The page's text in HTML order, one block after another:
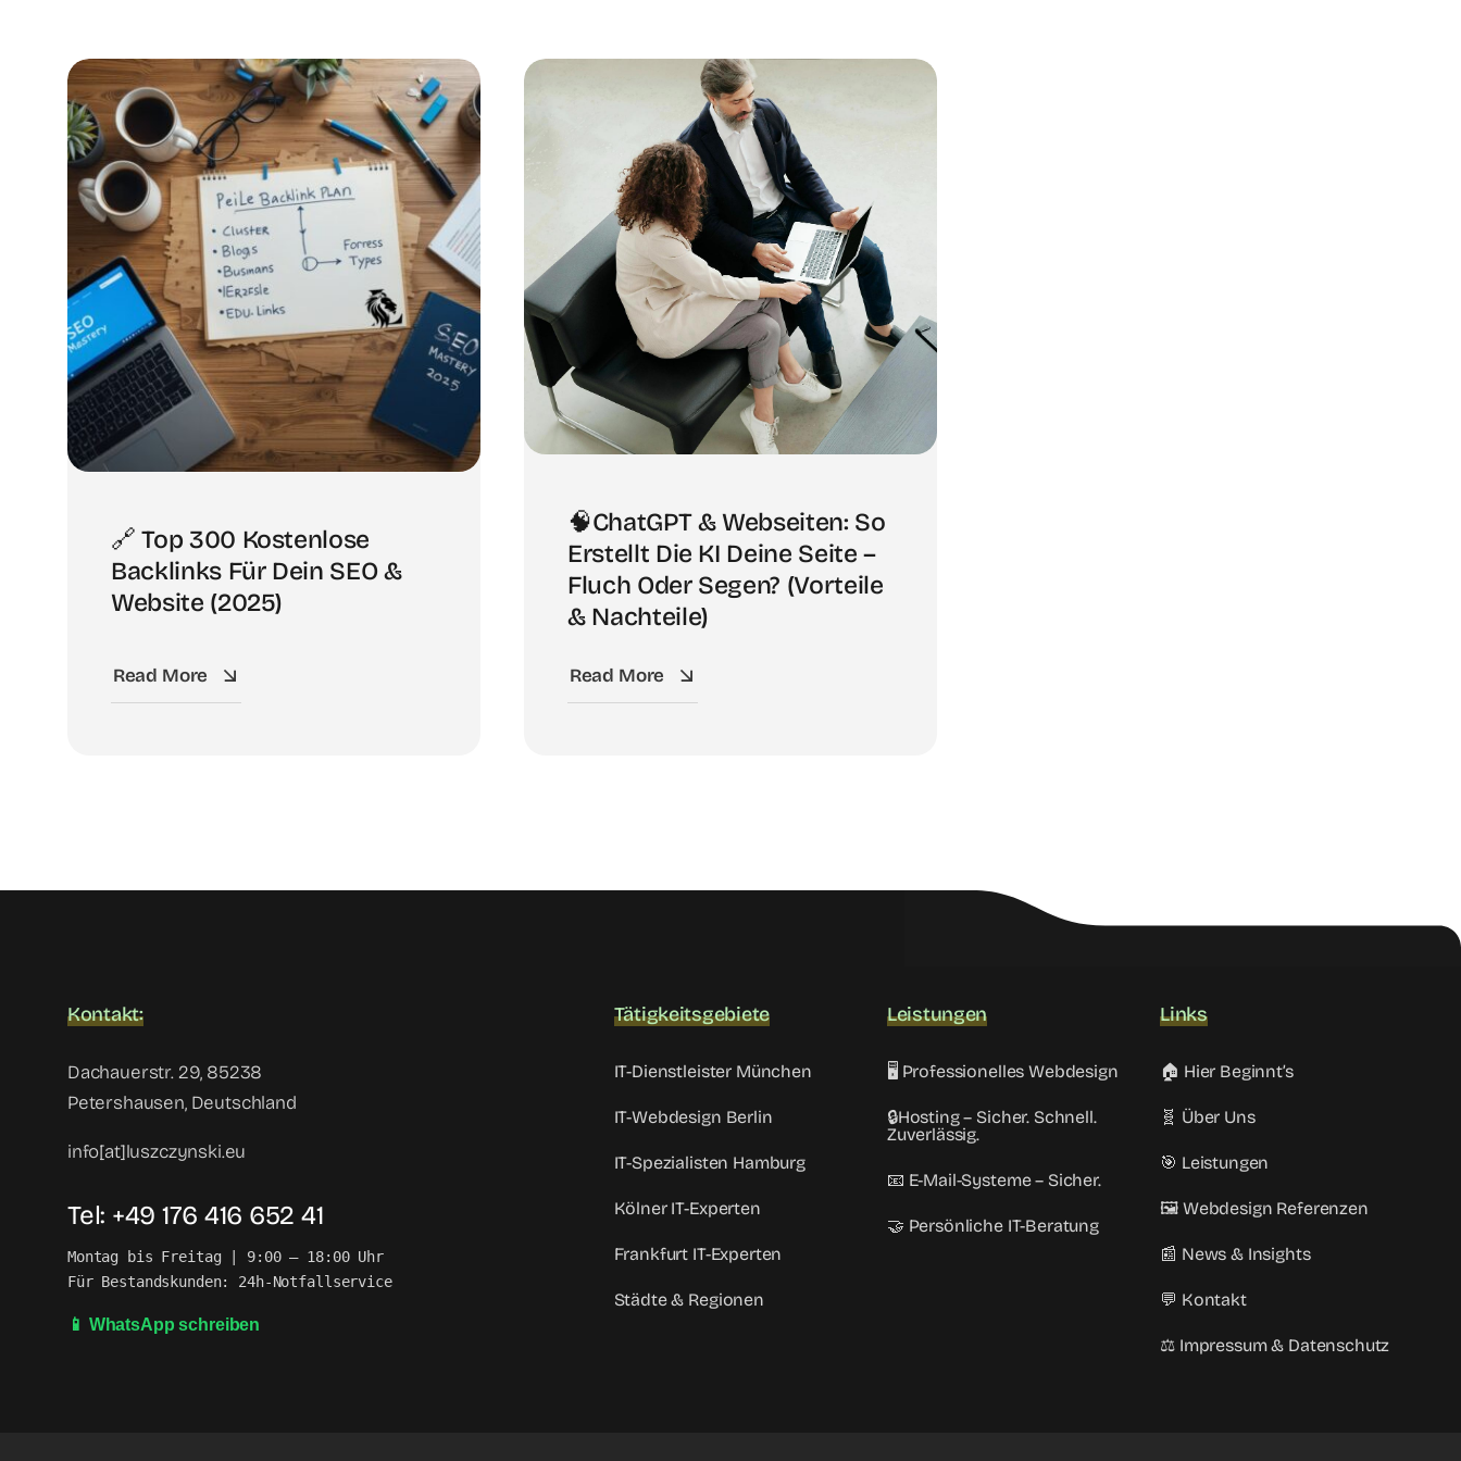
🔗 Top 300 Kostenlose
Backlinks Für Dein SEO &
Website (2025)
Read More
🧠ChatGPT & Webseiten: So
Erstellt Die KI Deine Seite –
Fluch Oder Segen? (Vorteile
& Nachteile)
Read More
Kontakt:
Dachauerstr. 29, 85238
Petershausen, Deutschland
info[at]luszczynski.eu
Tel: +49 176 416 652 41
Montag bis Freitag | 9:00 – 18:00 Uhr
Für Bestandskunden: 24h-Notfallservice
📱 WhatsApp schreiben
Tätigkeitsgebiete
IT-Dienstleister München
IT-Webdesign Berlin
IT-Spezialisten Hamburg
Kölner IT-Experten
Frankfurt IT-Experten
Städte & Regionen
Leistungen
🖥️ Professionelles Webdesign
🔒Hosting – Sicher. Schnell.
Zuverlässig.
📧 E-Mail-Systeme – Sicher.
🤝 Persönliche IT-Beratung
Links
🏠 Hier Beginnt’s
🧬 Über Uns
🎯 Leistungen
🖼️ Webdesign Referenzen
📰 News & Insights
💬 Kontakt
⚖️ Impressum & Datenschutz